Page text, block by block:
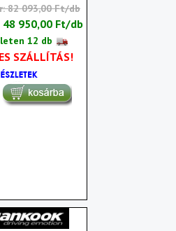
82 093,00 Ft/db
48 950,00 Ft/db
12 db
SZÁLLÍTÁS!